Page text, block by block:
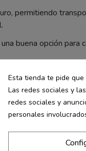
permitiendo
buena opción
en tienda.
pensadas para
Esta tienda te pide
Las redes sociales y
redes sociales y
personales